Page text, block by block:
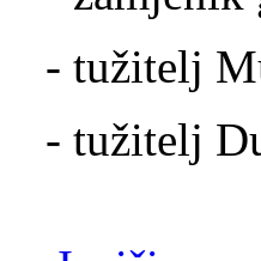
- tužitelj
- tužitelj